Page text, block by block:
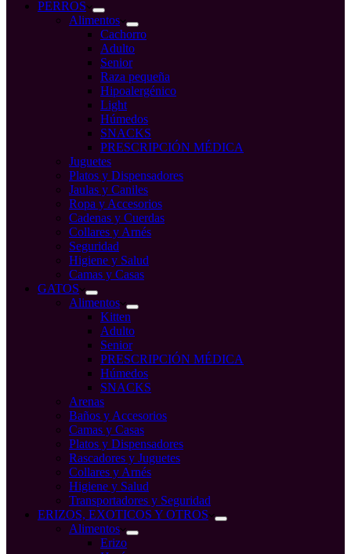
compraPERROS
Alimentos
Cachorro
Adulto
Senior
Raza pequeña
Hipoalergénico
Light
Húmedos
SNACKS
PRESCRIPCIÓN MÉDICA
Juguetes
Platos y Dispensadores
Jaulas y Caniles
Ropa y Accesorios
Cadenas y Cuerdas
Collares y Arnés
Seguridad
Higiene y Salud
Camas y Casas
GATOS
Alimentos
Kitten
Adulto
Senior
PRESCRIPCIÓN MÉDICA
Húmedos
SNACKS
Arenas
Baños y Accesorios
Camas y Casas
Platos y Dispensadores
Rascadores y Juguetes
Collares y Arnés
Higiene y Salud
Transportadores y Seguridad
ERIZOS, EXOTICOS Y OTROS
Alimentos
Erizo